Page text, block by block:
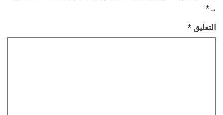
بـ *
التعليق *